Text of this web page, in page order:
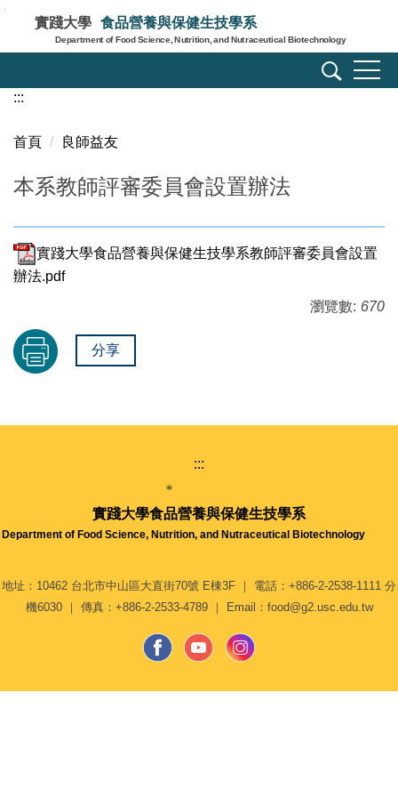
主
內
區
實踐大學 食品營養與保健生技學系
Department of Food Science, Nutrition, and Nutraceutical Biotechnology
:::
首頁 良師益友
本系教師評審委員會設置辦法
實踐大學食品營養與保健生技學系教師評審委員會設置
辦法.pdf
瀏覽數: 670
分享
:::
實踐大學食品營養與保健生技學系
Department of Food Science, Nutrition, and Nutraceutical Biotechnology
地址：10462 台北市中山區大直街70號 E棟3F ｜ 電話：+886-2-2538-1111 分
機6030 ｜ 傳真：+886-2-2533-4789 ｜ Email：food@g2.usc.edu.tw